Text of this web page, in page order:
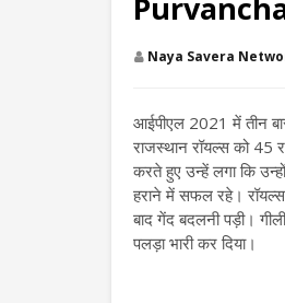
Naya Savera
आईपीएल 2021 में तीन
राजस्थान रॉयल्स को 45
करते हुए उन्हें लगा कि
हराने में सफल रहे।
बाद गेंद बदलनी पड़ी।
पलड़ा भारी कर दिया।